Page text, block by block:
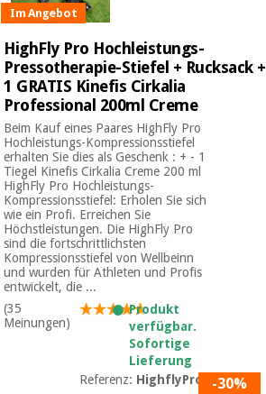
Im Angebot
HighFly Pro Hochleistungs-
Pressotherapie-Stiefel + Rucksack +
1 GRATIS Kinefis Cirkalia
Professional 200ml Creme
Beim Kauf eines Paares HighFly Pro
Hochleistungs-Kompressionsstiefel
erhalten Sie dies als Geschenk : + - 1
Tiegel Kinefis Cirkalia Creme 200 ml
HighFly Pro Hochleistungs-
Kompressionsstiefel: Erholen Sie sich
wie ein Profi. Erreichen Sie
Höchstleistungen. Die HighFly Pro
sind die fortschrittlichsten
Kompressionsstiefel von Wellbeinn
und wurden für Athleten und Profis
entwickelt, die ...
(35
Meinungen)
Produkt
verfügbar.
Sofortige
Lieferung
Referenz: HighflyPro01-30%